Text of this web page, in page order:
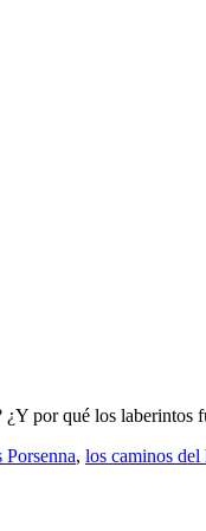
por qué los laberintos
Porsenna, los caminos del